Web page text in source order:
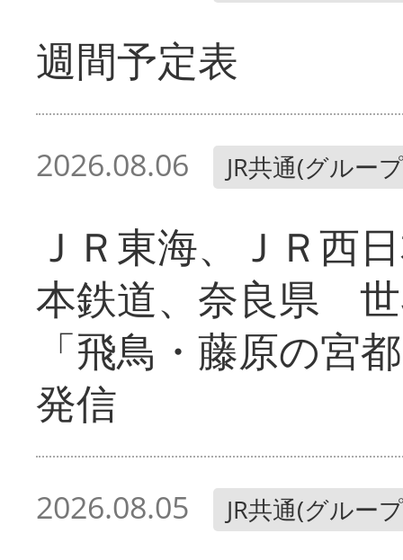
週間予定表
2026.08.06 JR共通(グルー
ＪＲ東海、ＪＲ西
本鉄道、奈良県
「飛鳥・藤原の宮
発信
2026.08.05 JR共通(グルー